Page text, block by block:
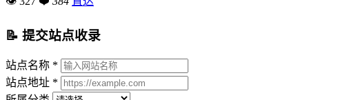
📝 提交站点收录
站点名称 *
站点地址 *